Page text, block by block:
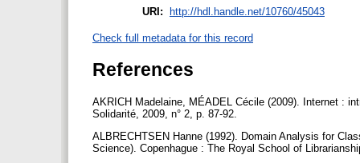
URI: http://hdl.handle.net/10760/45043
Check full metadata for this record
References
AKRICH Madelaine, MÉADEL Cécile (2009). Internet :
Solidarité, 2009, n° 2, p. 87-92.
ALBRECHTSEN Hanne (1992). Domain Analysis for
Science). Copenhague : The Royal School of